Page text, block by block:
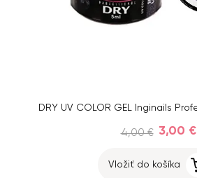
4,00 € 3,00 €
Vložiť do košíka